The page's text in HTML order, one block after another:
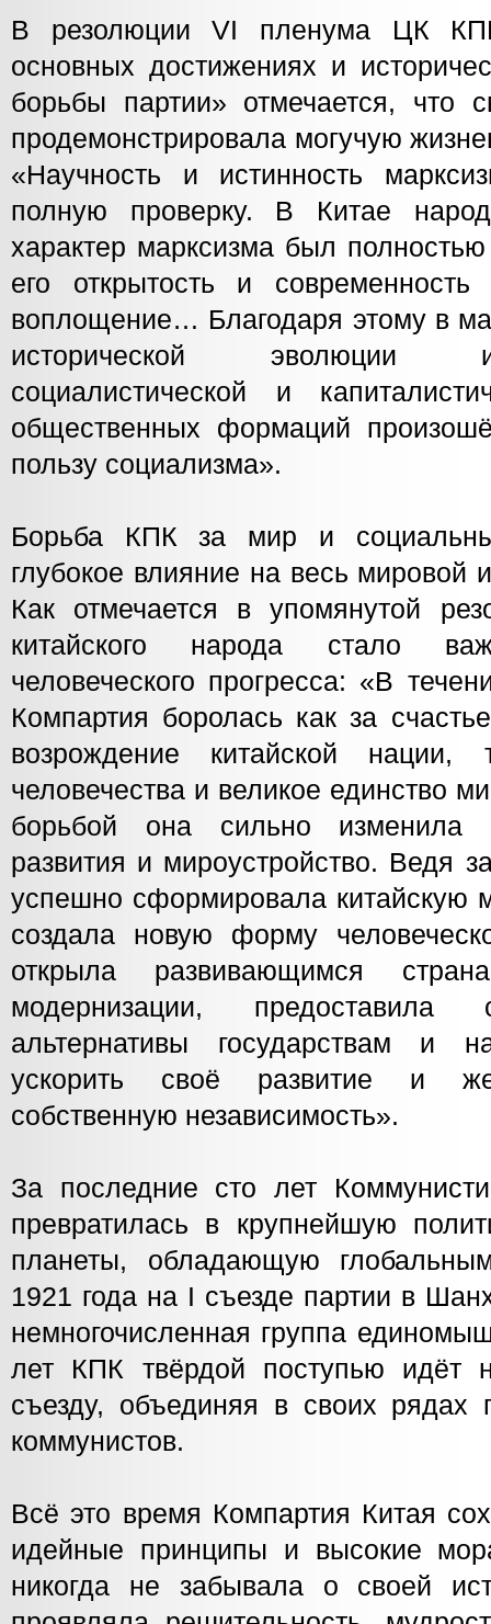
В резолюции VI пленума ЦК
основных достижениях и
борьбы партии» отмечается, что
продемонстрировала могучую
«Научность и истинность
полную проверку. В Китае
характер марксизма был
его открытость и
воплощение… Благодаря этому в
исторической эволюции
социалистической и
общественных формаций
пользу социализма».
Борьба КПК за мир и
глубокое влияние на весь мировой
Как отмечается в упомянутой
китайского народа стало
человеческого прогресса: «В
Компартия боролась как за
возрождение китайской
человечества и великое единство
борьбой она сильно изменила
развития и мироустройство. Ведя
успешно сформировала китайскую
создала новую форму
открыла развивающимся
модернизации, предоставила
альтернативы государствам и
ускорить своё развитие и
собственную независимость».
За последние сто лет
превратилась в крупнейшую
планеты, обладающую
1921 года на I съезде партии в
немногочисленная группа
лет КПК твёрдой поступью идёт
съезду, объединяя в своих рядах
коммунистов.
Всё это время Компартия Китая
идейные принципы и высокие
никогда не забывала о своей